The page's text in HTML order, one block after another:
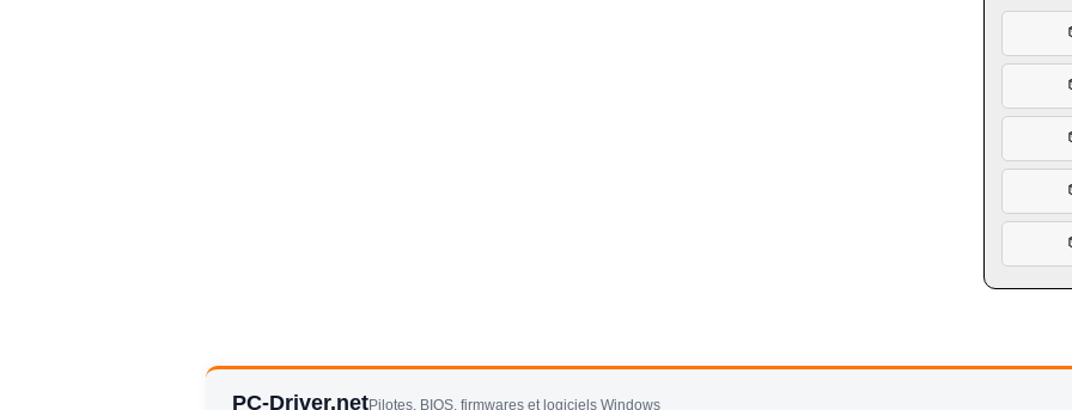
PC-Driver.netPilotes, BIOS, firmwares et logiciels Windows